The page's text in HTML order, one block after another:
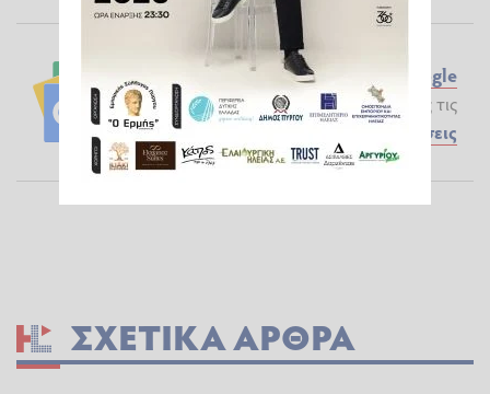
Ακολουθήστε το ilialive.gr στο
Google
News και μάθετε πρώτοι όλες τις
Ειδήσεις
ΣΧΕΤΙΚΆ ΆΡΘΡΑ